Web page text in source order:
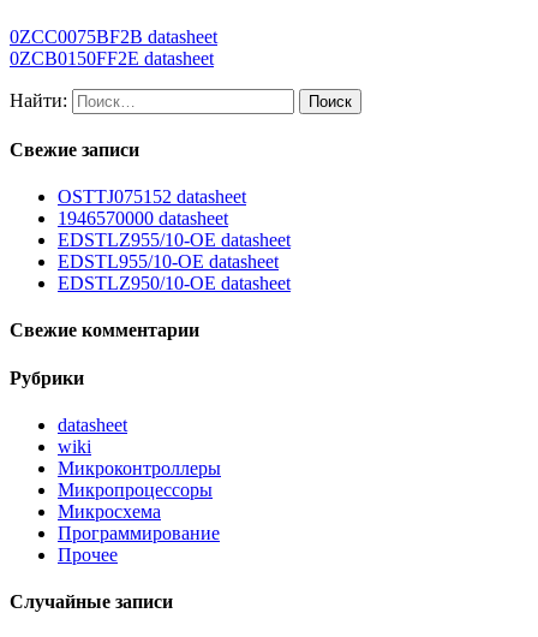
0ZCC0075BF2B datasheet
0ZCB0150FF2E datasheet
Найти:
Свежие записи
OSTTJ075152 datasheet
1946570000 datasheet
EDSTLZ955/10-OE datasheet
EDSTL955/10-OE datasheet
EDSTLZ950/10-OE datasheet
Свежие комментарии
Рубрики
datasheet
wiki
Микроконтроллеры
Микропроцессоры
Микросхема
Программирование
Прочее
Случайные записи